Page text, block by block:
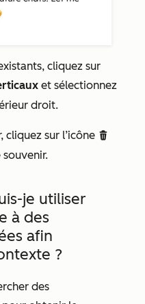
cliquez sur
et sélectionnez
droit.
cliquez sur l’icône delete
je utiliser
à des
afin
?
des